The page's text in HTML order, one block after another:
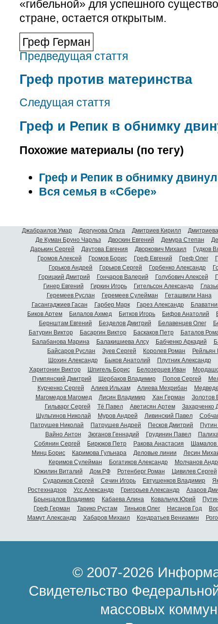
«гибельной» для успешного
стране, остается открытым.
Греф Герман
Предведущая стаття
Греф против материнства
Следущая стаття
Греф и Репик в обнимку
Похожие материалы (по тегу)
Греф и Репик в обнимку
Вся семья в «Сбере»
Джабраилов Умар Дергунова Ольга Дмитриев Кирилл
Де Куман Бруно Чарльз
Двоскин Евгений Демура Степан
Дарькин Сергей
Даутова Евгения Дворкович Михаил
Гудков
Громов Алексей
Громов Борис Греф Евгений Греф Олег
Горьков Андрей
Горьков Сергей Горбенко Александр
Горицкий Дмитрий
Гончаров Валерий Голубович Алексей
Гинер Евгений
Гиркин Игорь Гительсон Александр
Геремеев Руслан
Геремеев Сулейман
Геташвили Нана
Гасангаджиев Гасан
Гарбер Марк Гарез Александр
Биков Артем
Билалов Ахмед Битков Игорь Бифов Анатолий
Бернштам Евгений
Безделов Дмитрий Белавенцев Олег
Батурин Виктор
Басаргин Виктор Баскаков Петр
Баталов
Балабанова Марина
Балакишиева Алсу Бабченко Аркадий
Байсаров Руслан
Зуев Сергей Королев Роман
Шохин Александр
Быков Анатолий Плутник Александр
Харитонин Виктор
Шпигель Борис Белозерцев Иван
Пумпянский Дмитрий
Щербаков Владимир Попов Сергей
Курченко Сергей
Алиев Ильхам Алиева Мехрибан
Магомедов Магомед
Лисин Владимир Хан Герман
Золотов
Гильварг Сергей
Тё Павел Аветисян Артем
Захарченко
Шульгинов Николай
Муров Андрей Ливинский Павел
Патрушев Николай
Патрушев Андрей Песков Дмитрий
Вайно Антон
Зюганов Геннадий Грудинин Павел
Собянин Сергей
Бирюков Петр Ракова Анастасия
Шамалов
Минц Борис
Каримова Гульнара Деловые линии
Лесин
Керимов Сулейман
Богатиков Александр
Молчанов
Южилин Виталий
Дом.РФ Ротенберг Роман
Цивилев Сергей
Судариков Сергей
Сечин Игорь Евтушенков Владимир
Ростехнадзор
Усс Александр Григорьев Александр
Азаров
Брынцалов Владимир
Кабаева Алина Ковальчук Юрий
Греф Герман
Тарико Рустам Тиньков Олег Нисанов Год
Мамут Александр
Хабаров Михаил Кондратьев Вениамин
© 2007-2026
Свидетельство
массовых